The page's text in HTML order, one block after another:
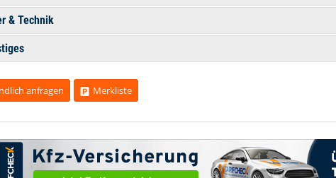
& Technik
anfragen Merkliste